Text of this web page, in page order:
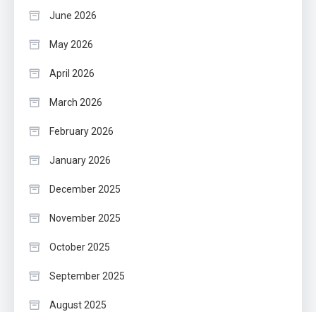
June 2026
May 2026
April 2026
March 2026
February 2026
January 2026
December 2025
November 2025
October 2025
September 2025
August 2025